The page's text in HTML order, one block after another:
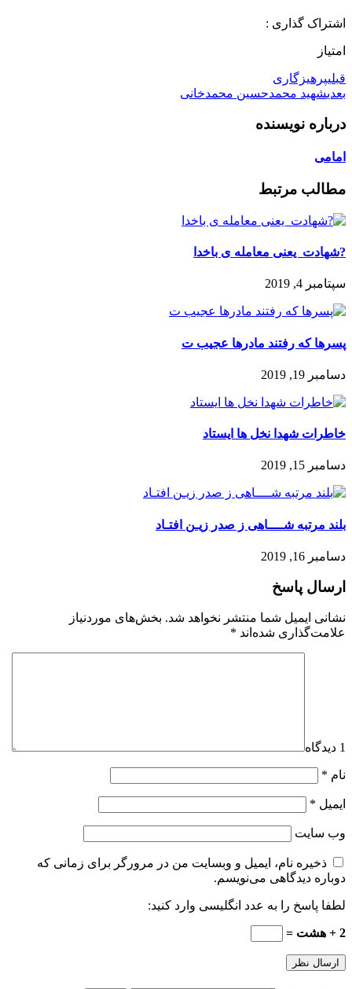
اشتراک گذاری :
امتیاز
قبلیپرهیزگاری
بعدیشهید محمدحسین محمدخانی
درباره نویسنده
امامی
مطالب مرتبط
?شهادت یعنی معامله ی باخدا
سپتامبر 4, 2019
پسرها که رفتند مادرها عجیب ت
دسامبر 19, 2019
خاطرات شهدا نخل ها ایستاد
دسامبر 15, 2019
بلند مرتبه شــــاهی ز صدر زیـن افتـاد
دسامبر 16, 2019
ارسال پاسخ
نشانی ایمیل شما منتشر نخواهد شد. بخش‌های موردنیاز
علامت‌گذاری شده‌اند *
1 دیدگاه
نام *
ایمیل *
وب‌ سایت
ذخیره نام، ایمیل و وبسایت من در مرورگر برای زمانی که
دوباره دیدگاهی می‌نویسم.
لطفا پاسخ را به عدد انگلیسی وارد کنید:
2 + هشت =